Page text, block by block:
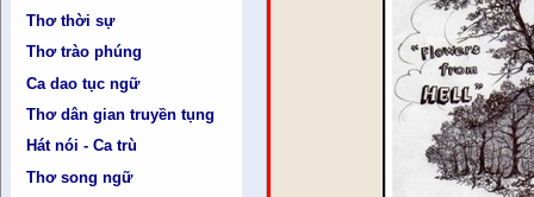
Thơ thời sự
Thơ trào phúng
Ca dao tục ngữ
Thơ dân gian truyền tụng
Hát nói - Ca trù
Thơ song ngữ